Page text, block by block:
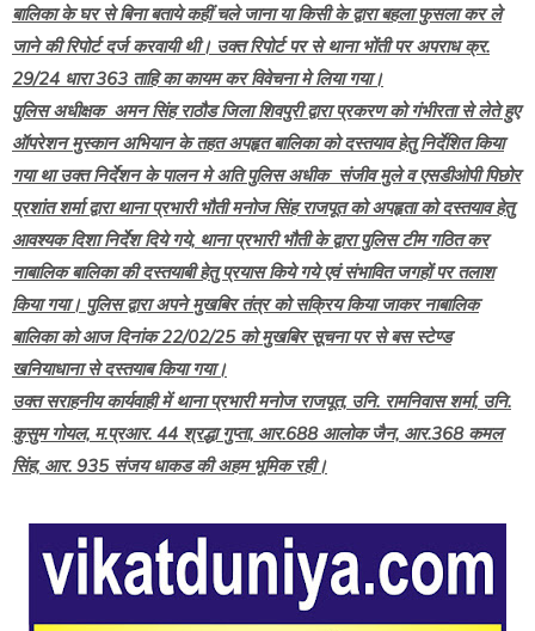
बालिका के घर से बिना बताये कहीं चले जाना या किसी के द्वारा बहला फुसला कर ले
जाने की रिपोर्ट दर्ज करवायी थी। उक्त रिपोर्ट पर से थाना भोंती पर अपराध क्र.
29/24 धारा 363 ताहि का कायम कर विवेचना मे लिया गया।
पुलिस अधीक्षक अमन सिंह राठौड जिला शिवपुरी द्वारा प्रकरण को गंभीरता से लेते हुए
ऑपरेशन मुस्कान अभियान के तहत अपहृत बालिका को दस्तयाव हेतु निर्देशित किया
गया था उक्त निर्देशन के पालन मे अति पुलिस अधीक संजीव मुले व एसडीओपी पिछोर
प्रशांत शर्मा द्वारा थाना प्रभारी भौती मनोज सिंह राजपूत को अपहृता को दस्तयाव हेतु
आवश्यक दिशा निर्देश दिये गये, थाना प्रभारी भौती के द्वारा पुलिस टीम गठित कर
नाबालिक बालिका की दस्तयाबी हेतु प्रयास किये गये एवं संभावित जगहों पर तलाश
किया गया। पुलिस द्वारा अपने मुखबिर तंत्र को सक्रिय किया जाकर नाबालिक
बालिका को आज दिनांक 22/02/25 को मुखबिर सूचना पर से बस स्टेण्ड
खनियाधाना से दस्तयाब किया गया।
उक्त सराहनीय कार्यवाही में थाना प्रभारी मनोज राजपूत, उनि. रामनिवास शर्मा, उनि.
कुसुम गोयल, म.प्रआर. 44 श्रद्धा गुप्ता, आर.688 आलोक जैन, आर.368 कमल
सिंह, आर. 935 संजय धाकड की अहम भूमिक रही।